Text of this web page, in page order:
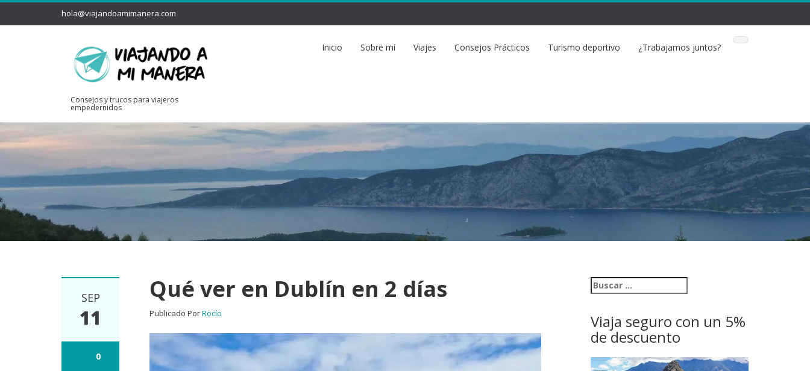
hola@viajandoamimanera.com
Consejos y trucos para viajeros
empedernidos
Inicio Sobre mí Viajes Consejos Prácticos Turismo deportivo ¿Trabajamos juntos?
SEP
11
0
Qué ver en Dublín en 2 días
Publicado PorRocío Viaja seguro con un 5%
de descuento